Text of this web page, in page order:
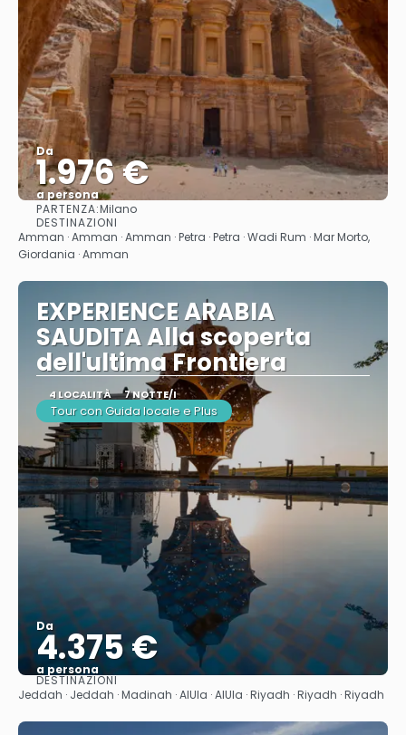
Da
1.976 €
a persona
PARTENZA:Milano
DESTINAZIONI
Amman · Amman · Amman · Petra · Petra · Wadi Rum · Mar Morto,
Giordania · Amman
EXPERIENCE ARABIA
SAUDITA Alla scoperta
dell'ultima Frontiera
4 LOCALITÀ 7 NOTTE/I
Tour con Guida locale e Plus
Da
4.375 €
a persona
Vedere
DESTINAZIONI
Jeddah · Jeddah · Madinah · AlUla · AlUla · Riyadh · Riyadh · Riyadh